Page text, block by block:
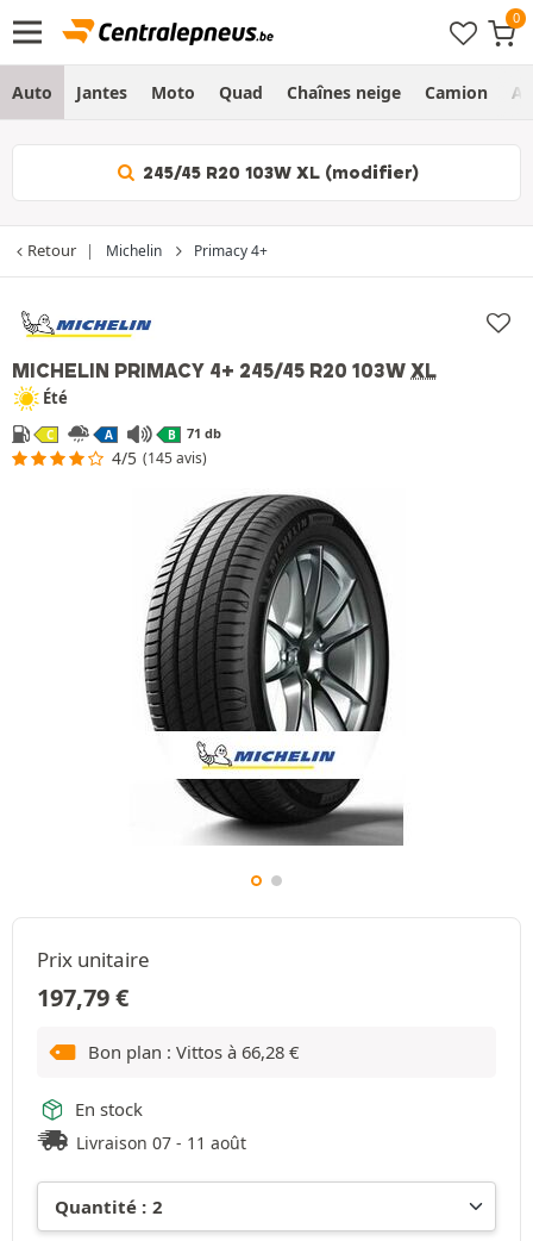
Auto Jantes Moto Quad Chaînes neige Camion
245/45 R20 103W XL (modifier)
Retour Michelin Primacy 4+
MICHELIN PRIMACY 4+ 245/45 R20 103W XL
Été
C A B 71 db
4/5 (145 avis)
Prix unitaire
197,79€
Bon plan : Vittos à 66,28 €
En stock
Livraison 07 - 11 août